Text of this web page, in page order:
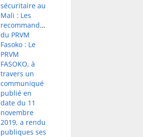
sécuritaire au
Mali : Les
recommandations
du PRVM
Fasoko : Le
PRVM
FASOKO, à
travers un
communiqué
publié en
date du 11
novembre
2019, a rendu
publiques ses